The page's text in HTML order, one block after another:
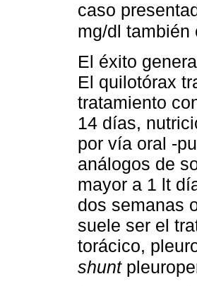
caso
mg/dl también
El éxito
El quilotórax
tratamiento
14 días,
por vía oral -
análogos de
mayor a 1 lt
dos semanas
suele ser el
torácico,
shunt